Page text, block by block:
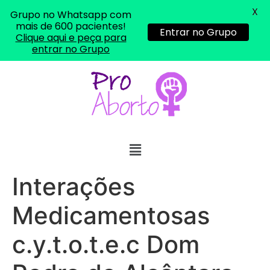
Interações
Medicamentosas
c.y.t.o.t.e.c Dom
Grupo no Whatsapp com
mais de 600 pacientes!
Clique aqui e peça para
entrar no Grupo
Entrar no Grupo
X
"só de ter dúvida já é uma
22/05/2026 16:35:20
Helly
(1999997****
em http://www.proaborto.com)
Eu estou preparada em varias